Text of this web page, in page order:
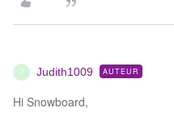
J Judith1009 AUTEUR
Hi Snowboard,